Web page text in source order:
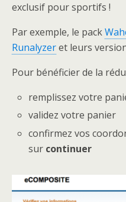
exclusif pour sportifs !
Par exemple, le pack
Runalyzeret leurs
Pour bénéficier de la
remplissez votre
validez votre panier
confirmez vos
sur continuer